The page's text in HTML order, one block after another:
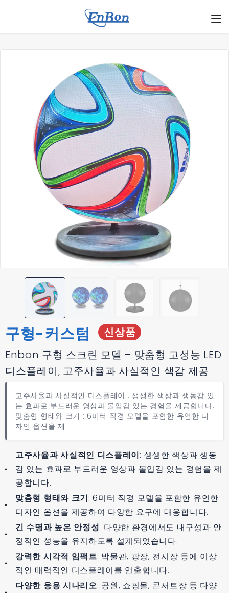
구형-커스텀
신상품
Enbon 구형 스크린 모델 – 맞춤형 고성능 LED
디스플레이, 고주사율과 사실적인 색감 제공
고주사율과 사실적인 디스플레이 : 생생한 색상과 생동감 있
는 효과로 부드러운 영상과 몰입감 있는 경험을 제공합니다.
맞춤형 형태와 크기 : 6미터 직경 모델을 포함한 유연한 디
자인 옵션을 제
고주사율과 사실적인 디스플레이: 생생한 색상과 생동
감 있는 효과로 부드러운 영상과 몰입감 있는 경험을 제
공합니다.
맞춤형 형태와 크기: 6미터 직경 모델을 포함한 유연한
디자인 옵션을 제공하여 다양한 요구에 대응합니다.
긴 수명과 높은 안정성: 다양한 환경에서도 내구성과 안
정적인 성능을 유지하도록 설계되었습니다.
강력한 시각적 임팩트: 박물관, 광장, 전시장 등에 이상
적인 매력적인 디스플레이를 연출합니다.
다양한 응용 시나리오: 공원, 쇼핑몰, 콘서트장 등 다양